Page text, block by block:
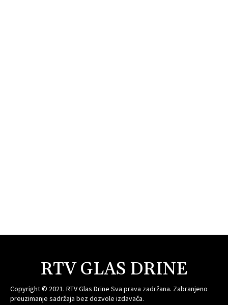
RTV GLAS DRINE
Copyright © 2021. RTV Glas Drine Sva prava zadržana. Zabranjeno
preuzimanje sadržaja bez dozvole izdavača.